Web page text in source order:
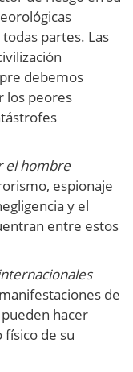
partes. Las
debemos
los peores
el hombre
espionaje
y el
entre estos
de
hacer
de su